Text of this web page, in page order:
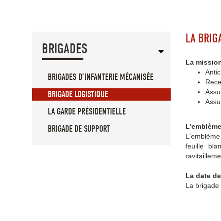
BRIGADES
BRIGADES D’INFANTERIE MÉCANISÉE
BRIGADE LOGISTIQUE
LA GARDE PRÉSIDENTIELLE
BRIGADE DE SUPPORT
LA
La
feuille
La date
La brigade